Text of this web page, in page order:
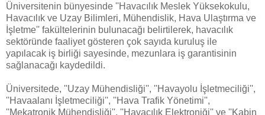
Üniversitenin bünyesinde ''Havacılık Meslek Yüksekokulu,
Havacılık ve Uzay Bilimleri, Mühendislik, Hava Ulaştırma ve
İşletme'' fakültelerinin bulunacağı belirtilerek, havacılık
sektöründe faaliyet gösteren çok sayıda kuruluş ile
yapılacak iş birliği sayesinde, mezunlara iş garantisinin
sağlanacağı kaydedildi.
Üniversitede, ''Uzay Mühendisliği'', ''Havayolu İşletmeciliği'',
''Havaalanı İşletmeciliği'', ''Hava Trafik Yönetimi'',
''Mekatronik Mühendisliği'', ''Havacılık Elektroniği'' ve ''Kabin